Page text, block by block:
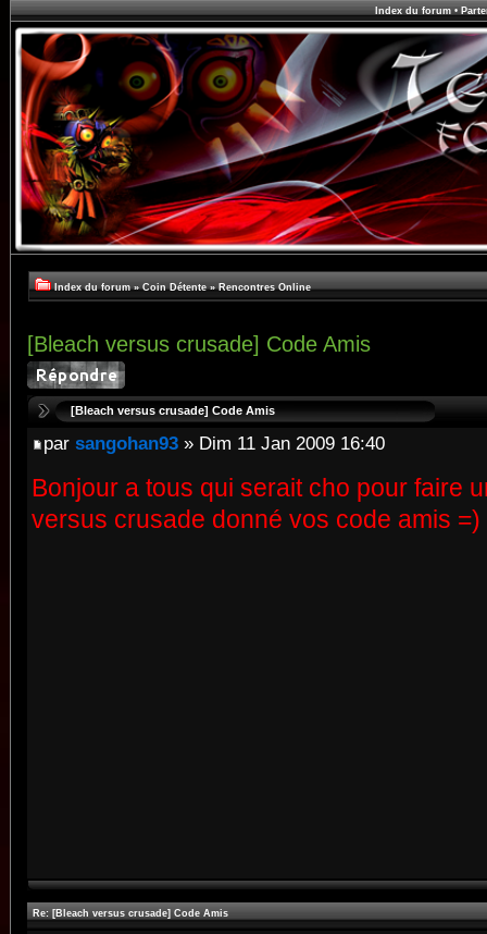
Index du forum•
Index du forum » Coin Détente » Rencontres Online
[Bleach versus crusade] Code Amis
[Bleach versus crusade] Code Amis
par sangohan93 » Dim 11 Jan 2009 16:40
Bonjour a tous qui serait cho pour faire
versus crusade donné vos code amis =)
Re: [Bleach versus crusade] Code Amis